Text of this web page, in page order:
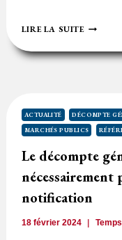
LIRE LA SUITERÉFÉRÉ
POUR
LE
?
ACTUALITÉ DÉCOMPTE
MARCHÉS PUBLICS
Le décompte
nécessairement
notification
18 février 2024